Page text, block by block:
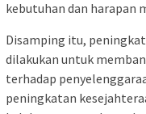
kebutuhan dan harapan
Disamping itu,
dilakukan untuk
terhadap
peningkatan